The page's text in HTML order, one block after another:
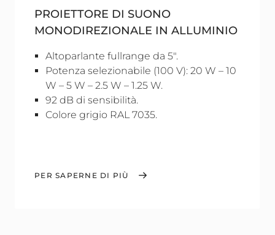
PROIETTORE DI SUONO
MONODIREZIONALE IN ALLUMINIO
Altoparlante fullrange da 5".
Potenza selezionabile (100 V): 20 W – 10
W – 5 W – 2.5 W – 1.25 W.
92 dB di sensibilità.
Colore grigio RAL 7035.
PER SAPERNE DI PIÙ